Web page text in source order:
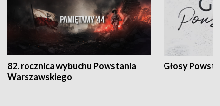
82. rocznica wybuchu Powstania
Warszawskiego
Głosy